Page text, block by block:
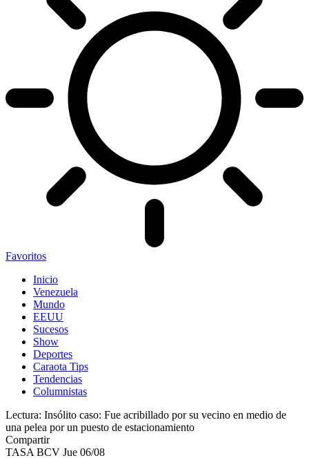
Favoritos
Inicio
Venezuela
Mundo
EEUU
Sucesos
Show
Deportes
Caraota Tips
Tendencias
Columnistas
Lectura: Insólito caso: Fue acribillado por su vecino en medio de
una pelea por un puesto de estacionamiento
Compartir
TASA BCV Jue 06/08